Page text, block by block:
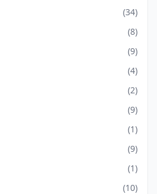
(34)
(8)
(9)
(4)
(2)
(9)
(1)
(9)
(1)
(10)